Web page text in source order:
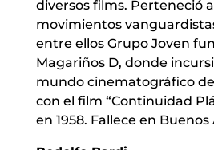
diversos films. Perteneció
movimientos
entre ellos Grupo Joven
Magariños D, donde
mundo cinematográfico
con el film “Continuidad
en 1958. Fallece en Buenos